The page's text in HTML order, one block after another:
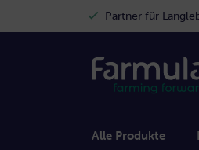
Partner für
Alle Produkte